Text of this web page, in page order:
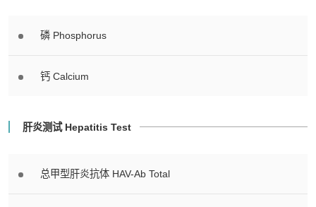
磷 Phosphorus
钙 Calcium
肝炎测试 Hepatitis Test
总甲型肝炎抗体 HAV-Ab Total